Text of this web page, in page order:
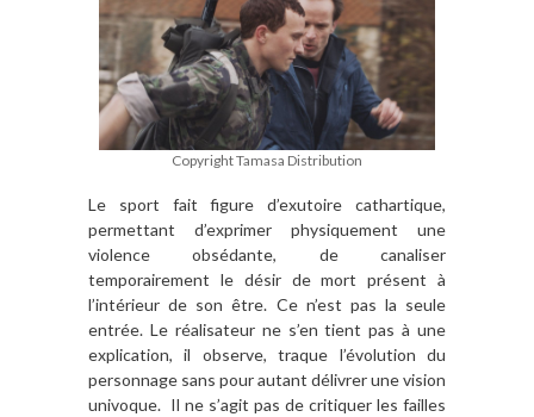
Copyright Tamasa Distribution
Le sport fait figure d’exutoire cathartique,
permettant d’exprimer physiquement une
violence obsédante, de canaliser
temporairement le désir de mort présent à
l’intérieur de son être. Ce n’est pas la seule
entrée. Le réalisateur ne s’en tient pas à une
explication, il observe, traque l’évolution du
personnage sans pour autant délivrer une vision
univoque. Il ne s’agit pas de critiquer les failles